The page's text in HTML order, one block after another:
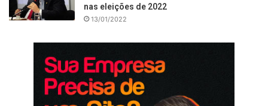
nas eleições de 2022
13/01/2022